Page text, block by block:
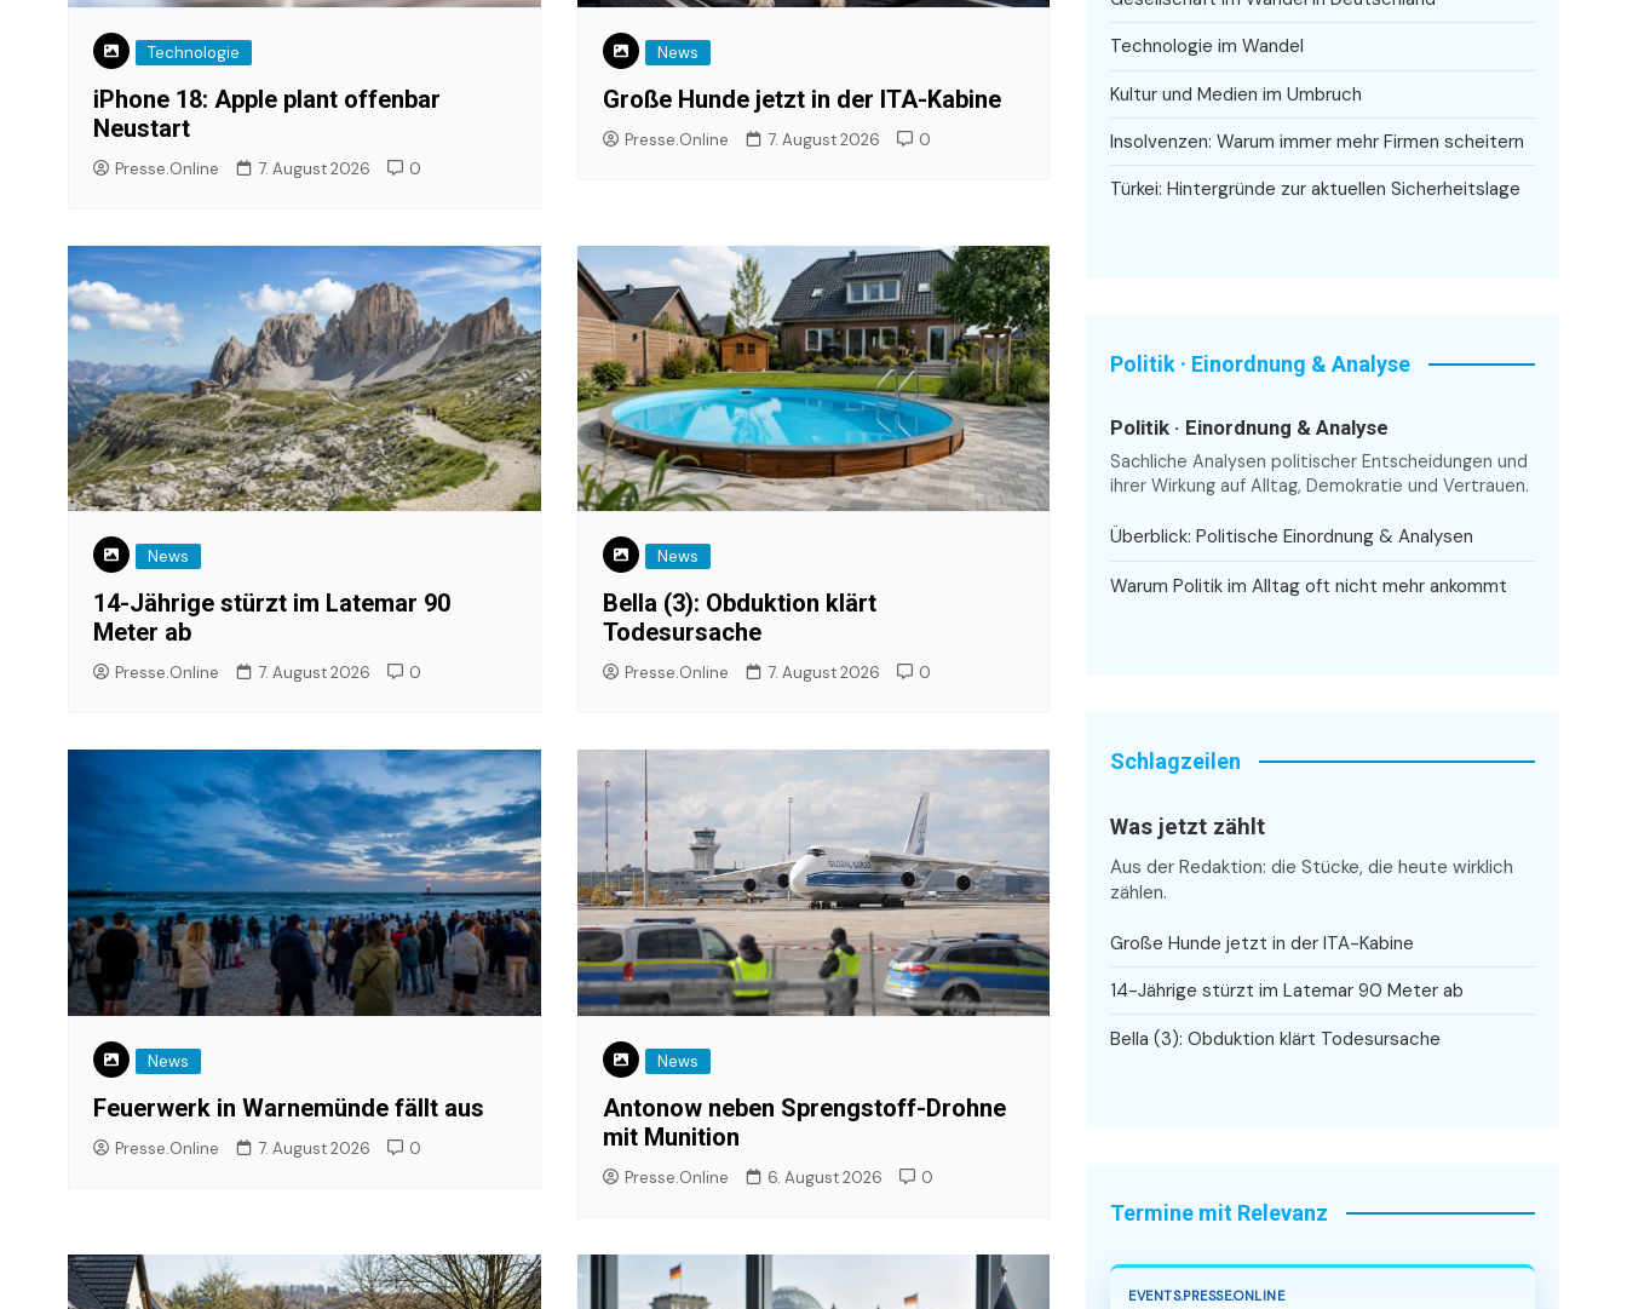
Technologie
iPhone 18: Apple plant offenbar
Neustart
Presse.Online 7. August 2026 0
News
Große Hunde jetzt in der ITA-Kabine
Presse.Online 7. August 2026 0
News
14-Jährige stürzt im Latemar 90
Meter ab
Presse.Online 7. August 2026 0
News
Bella (3): Obduktion klärt
Todesursache
Presse.Online 7. August 2026 0
News
Feuerwerk in Warnemünde fällt aus
Presse.Online 7. August 2026 0
News
Antonow neben Sprengstoff-Drohne
mit Munition
Presse.Online 6. August 2026 0
Technologie im Wandel
Kultur und Medien im Umbruch
Insolvenzen: Warum immer mehr Firmen scheitern
Türkei: Hintergründe zur aktuellen Sicherheitslage
Politik · Einordnung & Analyse
Politik · Einordnung & Analyse
Sachliche Analysen politischer Entscheidungen und
ihrer Wirkung auf Alltag, Demokratie und Vertrauen.
Überblick: Politische Einordnung & Analysen
Warum Politik im Alltag oft nicht mehr ankommt
Schlagzeilen
Was jetzt zählt
Aus der Redaktion: die Stücke, die heute wirklich
zählen.
Große Hunde jetzt in der ITA-Kabine
14-Jährige stürzt im Latemar 90 Meter ab
Bella (3): Obduktion klärt Todesursache
Termine mit Relevanz
EVENTS.PRESSE.ONLINE